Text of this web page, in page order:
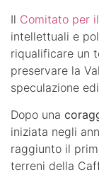
Il Comitato per
intellettuali e
riqualificare un
preservare la
speculazione
Dopo una
iniziata negli
raggiunto il
terreni della